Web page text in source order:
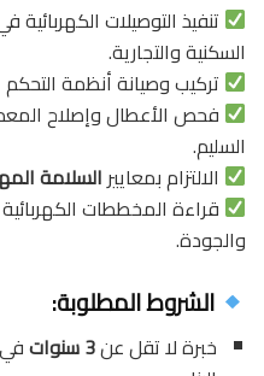
تنفيذ التوصيلات
السكنية والتجارية.
تركيب وصيانة أنظمة التحكم
فحص الأعطال وإصلاح
السليم.
الالتزام بمعاييرالسلامة
قراءة المخططات
والجودة.
الشروط المطلوبة:
خبرة لا تقل عن3 سنوات